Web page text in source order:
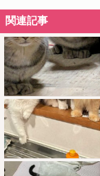
関連記事